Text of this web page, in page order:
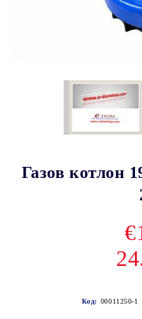
Газов котлон
Код: 00011250-1